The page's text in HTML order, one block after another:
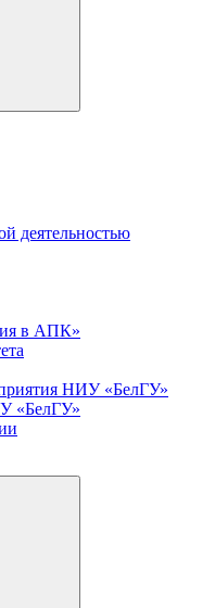
деятельностью
в АПК»
НИУ «БелГУ»
«БелГУ»